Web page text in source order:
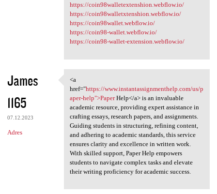
https://coin98walletextenshion.webflow.io/
https://coin98walletxtenshion.webflow.io/
https://coin98wallet.webflow.io/
https://coin98-wallet.webflow.io/
https://coin98-wallet-extension.webflow.io/
James
1165
07.12.2023
Adres
<a href="https://www
<a
href="https://www.instantassignmenthelp.com/us/p
aper-help">PaperHelp</a> is an invaluable
academic resource, providing expert assistance in
crafting essays, research papers, and assignments.
Guiding students in structuring, refining content,
and adhering to academic standards, this service
ensures clarity and excellence in written work.
With skilled support, Paper Help empowers
students to navigate complex tasks and elevate
their writing proficiency for academic success.